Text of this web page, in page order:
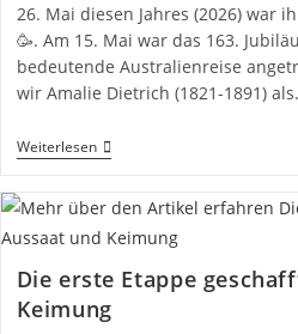
26. Mai diesen Jahres (2026) war
🥳. Am 15. Mai war das 163.
bedeutende Australienreise
wir Amalie Dietrich (1821-1891)
WeiterlesenDer
Netzwerk
„Amalie
Tag“
Die erste Etappe
Keimung